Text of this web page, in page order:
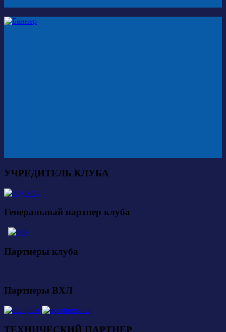
УЧРЕДИТЕЛЬ КЛУБА
Генеральный партнер клуба
Партнеры клуба
Партнеры ВХЛ
ТЕХНИЧЕСКИЙ ПАРТНЕР